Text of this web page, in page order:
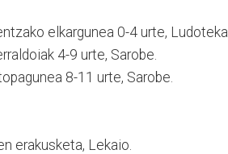
elkargunea 0-4 urte, Ludoteka.
4-9 urte, Sarobe.
8-11 urte, Sarobe.
erakusketa, Lekaio.